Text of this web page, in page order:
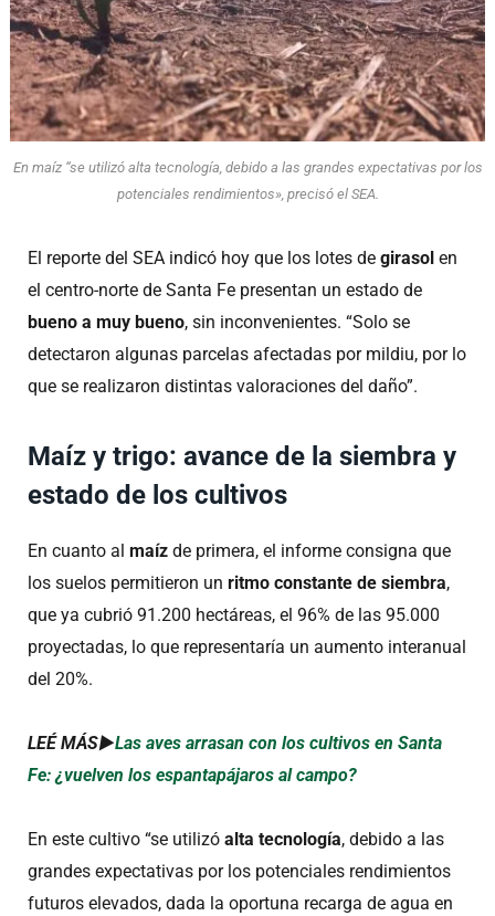
En maíz “se utilizó alta tecnología, debido a las grandes expectativas por los
potenciales rendimientos», precisó el SEA.
El reporte del SEA indicó hoy que los lotes de girasol en
el centro-norte de Santa Fe presentan un estado de
bueno a muy bueno, sin inconvenientes. “Solo se
detectaron algunas parcelas afectadas por mildiu, por lo
que se realizaron distintas valoraciones del daño”.
Maíz y trigo: avance de la siembra y
estado de los cultivos
En cuanto al maíz de primera, el informe consigna que
los suelos permitieron un ritmo constante de siembra,
que ya cubrió 91.200 hectáreas, el 96% de las 95.000
proyectadas, lo que representaría un aumento interanual
del 20%.
LEÉ MÁS►Las aves arrasan con los cultivos en Santa
Fe: ¿vuelven los espantapájaros al campo?
En este cultivo “se utilizó alta tecnología, debido a las
grandes expectativas por los potenciales rendimientos
futuros elevados, dada la oportuna recarga de agua en